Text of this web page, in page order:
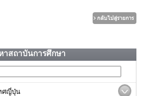
าสถาบันการศึกษา
ศญี่ปุ่น